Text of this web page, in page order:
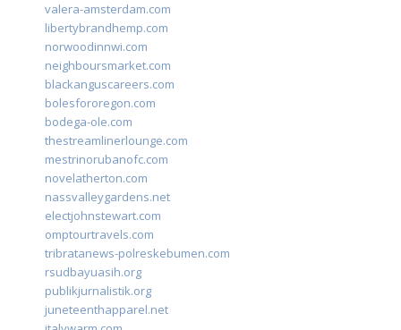
valera-amsterdam.com
libertybrandhemp.com
norwoodinnwi.com
neighboursmarket.com
blackanguscareers.com
bolesfororegon.com
bodega-ole.com
thestreamlinerlounge.com
mestrinorubanofc.com
novelatherton.com
nassvalleygardens.net
electjohnstewart.com
omptourtravels.com
tribratanews-polreskebumen.com
rsudbayuasih.org
publikjurnalistik.org
juneteenthapparel.net